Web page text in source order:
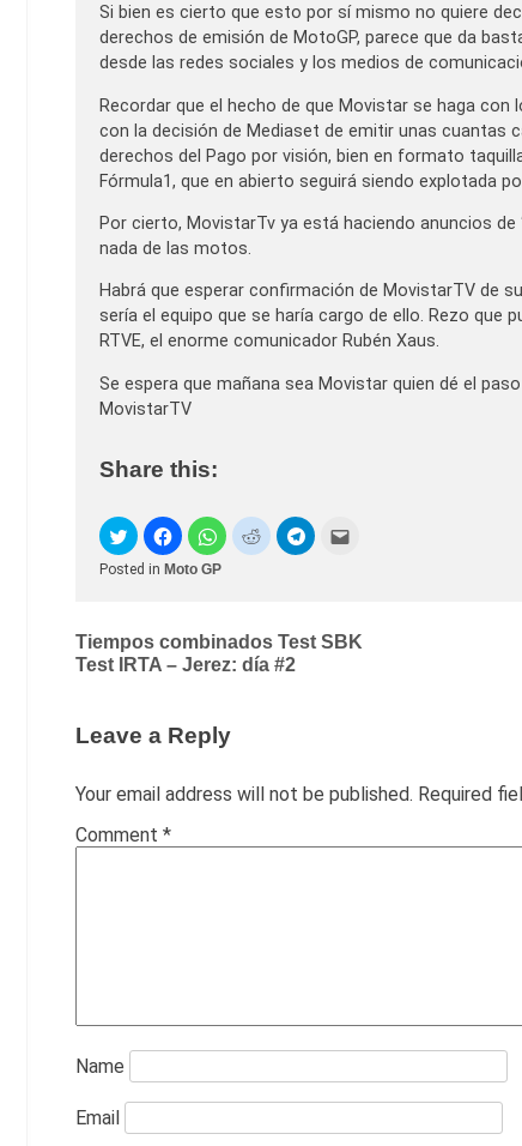
Si bien es cierto que esto por sí mismo no quiere
derechos de emisión de MotoGP, parece que da
desde las redes sociales y los medios de
Recordar que el hecho de que Movistar se haga
con la decisión de Mediaset de emitir unas cuantas
derechos del Pago por visión, bien en formato
Fórmula1, que en abierto seguirá siendo explotada
Por cierto, MovistarTv ya está haciendo anuncios
nada de las motos.
Habrá que esperar confirmación de MovistarTV de
sería el equipo que se haría cargo de ello. Rezo que
RTVE, el enorme comunicador Rubén Xaus.
Se espera que mañana sea Movistar quien dé el
MovistarTV
Share this:
Posted in Moto GP
Post
navigation
Tiempos combinados Test SBK
Test IRTA – Jerez: día #2
Leave a Reply
Your email address will not be published. Required
Comment *
Name
Email